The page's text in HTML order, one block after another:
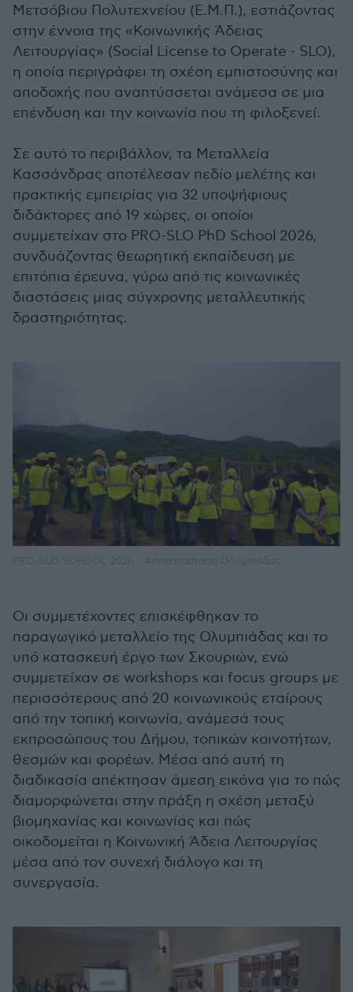
Μετσόβιου Πολυτεχνείου (Ε.Μ.Π.), εστιάζοντας
στην έννοια της «Κοινωνικής Άδειας
Λειτουργίας» (Social License to Operate - SLO),
η οποία περιγράφει τη σχέση εμπιστοσύνης και
αποδοχής που αναπτύσσεται ανάμεσα σε μια
επένδυση και την κοινωνία που τη φιλοξενεί.
Σε αυτό το περιβάλλον, τα Μεταλλεία
Κασσάνδρας αποτέλεσαν πεδίο μελέτης και
πρακτικής εμπειρίας για 32 υποψήφιους
διδάκτορες από 19 χώρες, οι οποίοι
συμμετείχαν στο PRO-SLO PhD School 2026,
συνδυάζοντας θεωρητική εκπαίδευση με
επιτόπια έρευνα, γύρω από τις κοινωνικές
διαστάσεις μιας σύγχρονης μεταλλευτικής
δραστηριότητας.
Οι συμμετέχοντες επισκέφθηκαν το
παραγωγικό μεταλλείο της Ολυμπιάδας και το
υπό κατασκευή έργο των Σκουριών, ενώ
συμμετείχαν σε workshops και focus groups με
περισσότερους από 20 κοινωνικούς εταίρους
από την τοπική κοινωνία, ανάμεσά τους
εκπροσώπους του Δήμου, τοπικών κοινοτήτων,
θεσμών και φορέων. Μέσα από αυτή τη
διαδικασία απέκτησαν άμεση εικόνα για το πώς
διαμορφώνεται στην πράξη η σχέση μεταξύ
βιομηχανίας και κοινωνίας και πώς
οικοδομείται η Κοινωνική Άδεια Λειτουργίας
μέσα από τον συνεχή διάλογο και τη
συνεργασία.